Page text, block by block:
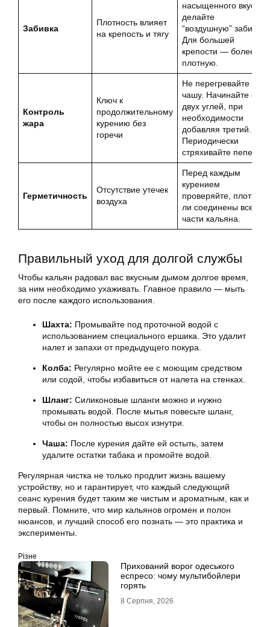
Забивка
Плотность влияет
на крепость и тягу
насыщенного вкуса
делайте
“воздушную” забивку.
Для большей
крепости — более
плотную.
Контроль
жара
Ключ к
продолжительному
курению без
горечи
Не перегревайте
чашу. Начинайте с
двух углей, при
необходимости
добавляя третий.
Периодически
стряхивайте пепел.
Герметичность
Отсутствие утечек
воздуха
Перед каждым
курением
проверяйте, плотно
ли соединены все
части кальяна.
Правильный уход для долгой службы
Чтобы кальян радовал вас вкусным дымом долгое время,
за ним необходимо ухаживать. Главное правило — мыть
его после каждого использования.
Шахта: Промывайте под проточной водой с
использованием специального ершика. Это удалит
налет и запахи от предыдущего покура.
Колба: Регулярно мойте ее с моющим средством
или содой, чтобы избавиться от налета на стенках.
Шланг: Силиконовые шланги можно и нужно
промывать водой. После мытья повесьте шланг,
чтобы он полностью высох изнутри.
Чаша: После курения дайте ей остыть, затем
удалите остатки табака и промойте водой.
Регулярная чистка не только продлит жизнь вашему
устройству, но и гарантирует, что каждый следующий
сеанс курения будет таким же чистым и ароматным, как и
первый. Помните, что мир кальянов огромен и полон
нюансов, и лучший способ его познать — это практика и
эксперименты.
Різне
Прихований ворог одеського
еспресо: чому мультибойлери
горять
8 Серпня, 2026